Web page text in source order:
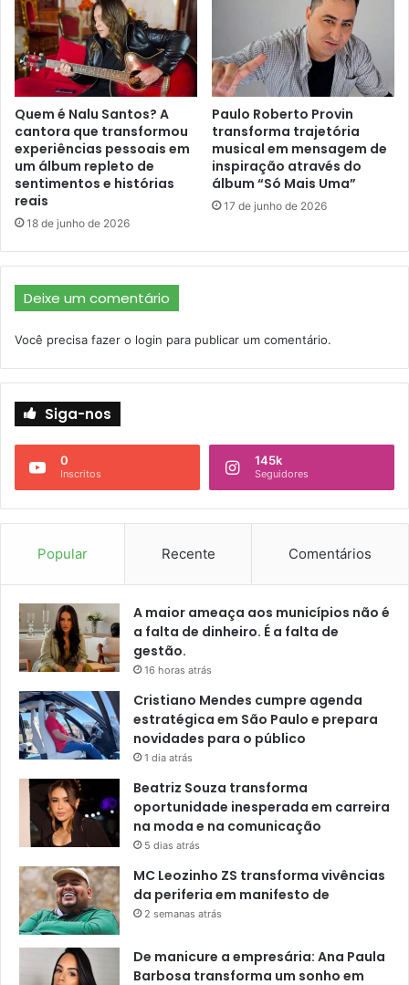
Quem é Nalu Santos? A
cantora que transformou
experiências pessoais em
um álbum repleto de
sentimentos e histórias
reais
18 de junho de 2026
Paulo Roberto Provin
transforma trajetória
musical em mensagem de
inspiração através do
álbum “Só Mais Uma”
17 de junho de 2026
Deixe um comentário
Você precisa fazer o login para publicar um comentário.
Siga-nos
0
Inscritos
145k
Seguidores
Popular Recente Comentários
A maior ameaça aos municípios não é
a falta de dinheiro. É a falta de
gestão.
16 horas atrás
Cristiano Mendes cumpre agenda
estratégica em São Paulo e prepara
novidades para o público
1 dia atrás
Beatriz Souza transforma
oportunidade inesperada em carreira
na moda e na comunicação
5 dias atrás
MC Leozinho ZS transforma vivências
da periferia em manifesto de
2 semanas atrás
De manicure a empresária: Ana Paula
Barbosa transforma um sonho em